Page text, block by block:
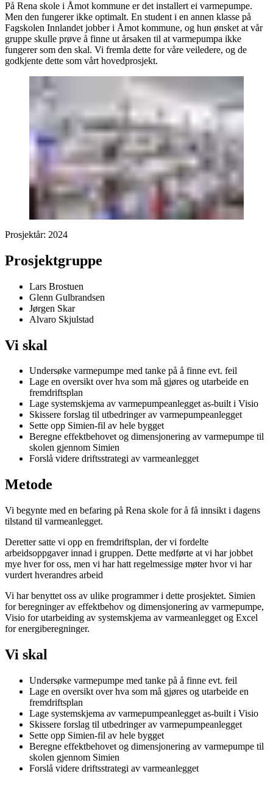
På Rena skole i Åmot kommune er det installert ei varmepumpe.
Men den fungerer ikke optimalt. En student i en annen klasse på
Fagskolen Innlandet jobber i Åmot kommune, og hun ønsket at vår
gruppe skulle prøve å finne ut årsaken til at varmepumpa ikke
fungerer som den skal. Vi fremla dette for våre veiledere, og de
godkjente dette som vårt hovedprosjekt.
Prosjektår: 2024
Prosjektgruppe
Lars Brostuen
Glenn Gulbrandsen
Jørgen Skar
Alvaro Skjulstad
Vi skal
Undersøke varmepumpe med tanke på å finne evt. feil
Lage en oversikt over hva som må gjøres og utarbeide en
fremdriftsplan
Lage systemskjema av varmepumpeanlegget as-built i Visio
Skissere forslag til utbedringer av varmepumpeanlegget
Sette opp Simien-fil av hele bygget
Beregne effektbehovet og dimensjonering av varmepumpe til
skolen gjennom Simien
Forslå videre driftsstrategi av varmeanlegget
Metode
Vi begynte med en befaring på Rena skole for å få innsikt i dagens
tilstand til varmeanlegget.
Deretter satte vi opp en fremdriftsplan, der vi fordelte
arbeidsoppgaver innad i gruppen. Dette medførte at vi har jobbet
mye hver for oss, men vi har hatt regelmessige møter hvor vi har
vurdert hverandres arbeid
Vi har benyttet oss av ulike programmer i dette prosjektet. Simien
for beregninger av effektbehov og dimensjonering av varmepumpe,
Visio for utarbeiding av systemskjema av varmeanlegget og Excel
for energiberegninger.
Vi skal
Undersøke varmepumpe med tanke på å finne evt. feil
Lage en oversikt over hva som må gjøres og utarbeide en
fremdriftsplan
Lage systemskjema av varmepumpeanlegget as-built i Visio
Skissere forslag til utbedringer av varmepumpeanlegget
Sette opp Simien-fil av hele bygget
Beregne effektbehovet og dimensjonering av varmepumpe til
skolen gjennom Simien
Forslå videre driftsstrategi av varmeanlegget